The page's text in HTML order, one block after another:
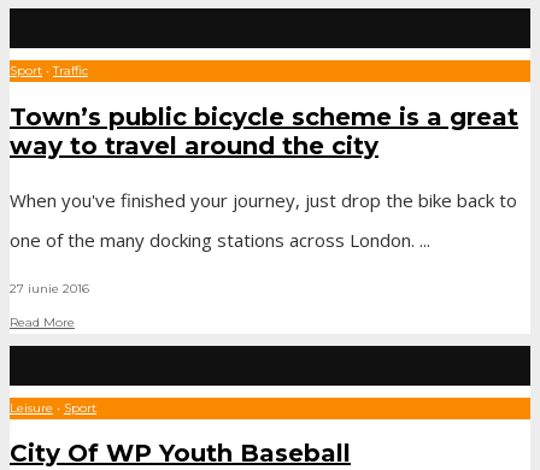
Sport •Traffic
Town’s public bicycle scheme is a great
way to travel around the city
When you've finished your journey, just drop the bike back to
one of the many docking stations across London. ...
27 iunie 2016
Read More
Leisure • Sport
City Of WP Youth Baseball